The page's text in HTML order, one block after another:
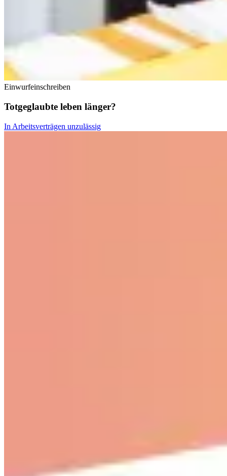
Einwurfeinschreiben
Totgeglaubte leben länger?
In Arbeitsverträgen unzulässig